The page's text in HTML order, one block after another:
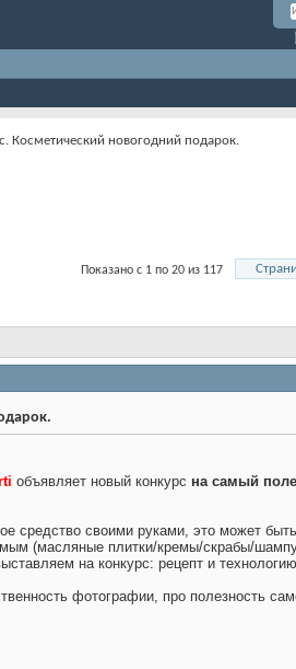
Косметический новогодний подарок.
Показано с 1 по 20 из 117
объявляет новый конкурс на самый
средство своими руками, это может
(масляные плитки/кремы/скрабы/
на конкурс: рецепт и
фотографии, про полезность